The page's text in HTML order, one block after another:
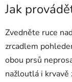
Jak
Zvedněte ruce
zrcadlem
obou prsů
nažloutlá i krvavě